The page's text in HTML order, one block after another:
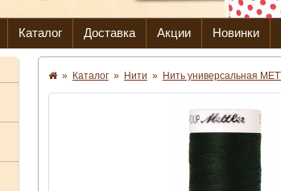
Каталог Доставка Акции Новинки
» Каталог » Нити » Нить универсальная